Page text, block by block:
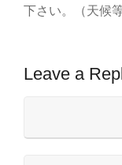
下さい。（天候
Leave a